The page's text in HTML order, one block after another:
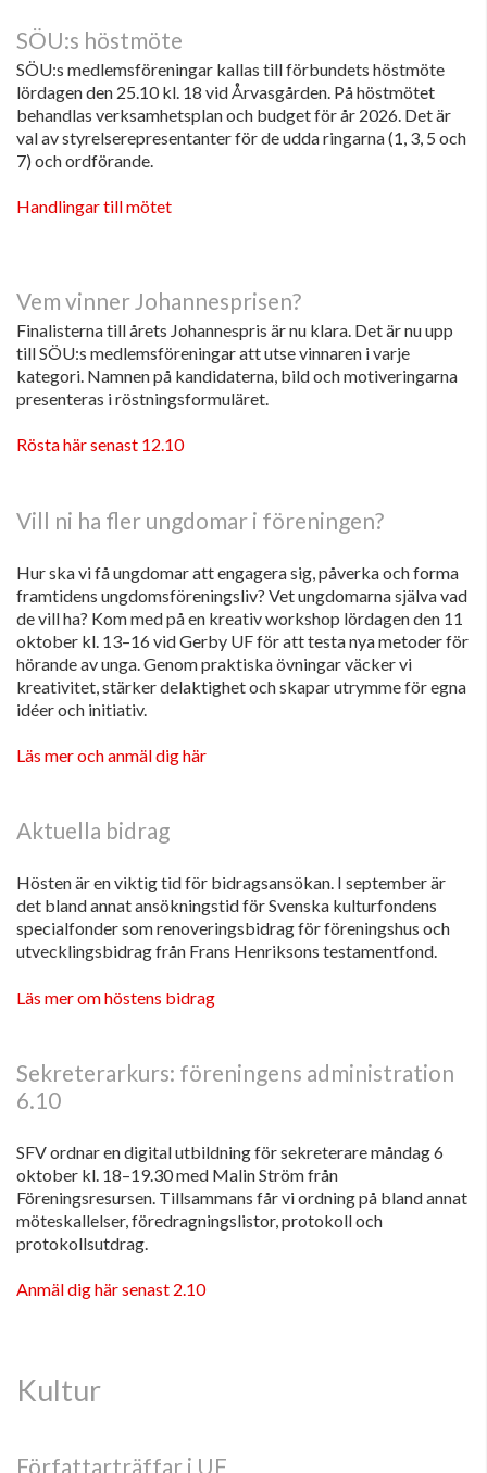
SÖU:s höstmöte
SÖU:s medlemsföreningar kallas till förbundets höstmöte
lördagen den 25.10 kl. 18 vid Årvasgården. På höstmötet
behandlas verksamhetsplan och budget för år 2026. Det är
val av styrelserepresentanter för de udda ringarna (1, 3, 5 och
7) och ordförande.
Handlingar till mötet
Vem vinner Johannesprisen?
Finalisterna till årets Johannespris är nu klara. Det är nu upp
till SÖU:s medlemsföreningar att utse vinnaren i varje
kategori. Namnen på kandidaterna, bild och motiveringarna
presenteras i röstningsformuläret.
Rösta här senast 12.10
Vill ni ha fler ungdomar i föreningen?
Hur ska vi få ungdomar att engagera sig, påverka och forma
framtidens ungdomsföreningsliv? Vet ungdomarna själva vad
de vill ha? Kom med på en kreativ workshop lördagen den 11
oktober kl. 13–16 vid Gerby UF för att testa nya metoder för
hörande av unga. Genom praktiska övningar väcker vi
kreativitet, stärker delaktighet och skapar utrymme för egna
idéer och initiativ.
Läs mer och anmäl dig här
Aktuella bidrag
Hösten är en viktig tid för bidragsansökan. I september är
det bland annat ansökningstid för Svenska kulturfondens
specialfonder som renoveringsbidrag för föreningshus och
utvecklingsbidrag från Frans Henriksons testamentfond.
Läs mer om höstens bidrag
Sekreterarkurs: föreningens administration
6.10
SFV ordnar en digital utbildning för sekreterare måndag 6
oktober kl. 18–19.30 med Malin Ström från
Föreningsresursen. Tillsammans får vi ordning på bland annat
möteskallelser, föredragningslistor, protokoll och
protokollsutdrag.
Anmäl dig här senast 2.10
Kultur
Författarträffar i UF